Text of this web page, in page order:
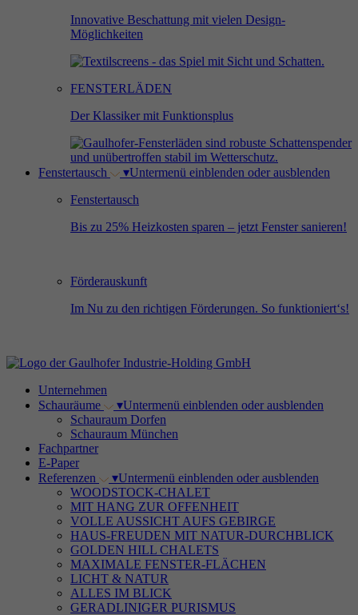
Innovative Beschattung mit vielen Design-
Möglichkeiten
FENSTERLÄDEN
Der Klassiker mit Funktionsplus
Fenstertausch ▾Untermenü einblenden oder ausblenden
Fenstertausch
Bis zu 25% Heizkosten sparen – jetzt Fenster sanieren!
Förderauskunft
Im Nu zu den richtigen Förderungen. So funktioniert‘s!
Unternehmen
Schauräume
▾Untermenü einblenden oder ausblenden
Schauraum Dorfen
Schauraum München
Fachpartner
E-Paper
Referenzen
▾Untermenü einblenden oder ausblenden
WOODSTOCK-CHALET
MIT HANG ZUR OFFENHEIT
VOLLE AUSSICHT AUFS GEBIRGE
HAUS-FREUDEN MIT NATUR-DURCHBLICK
GOLDEN HILL CHALETS
MAXIMALE FENSTER-FLÄCHEN
LICHT & NATUR
ALLES IM BLICK
GERADLINIGER PURISMUS